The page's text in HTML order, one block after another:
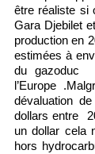
être réaliste
Gara Djebilet
production en
estimées à
du gazoduc
l’Europe .
dévaluation
dollars entre
un dollar cela
hors